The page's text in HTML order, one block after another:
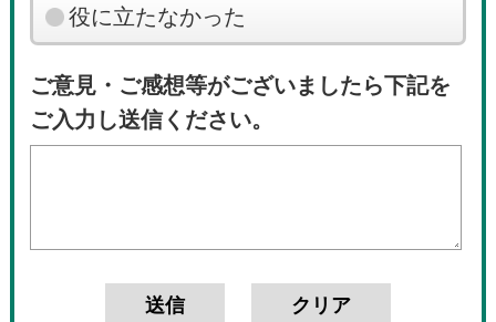
役に立たなかった
ご意見・ご感想等がございましたら下記を
ご入力し送信ください。